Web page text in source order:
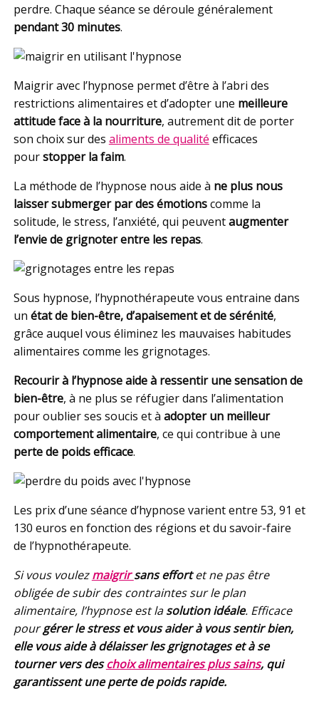
perdre. Chaque séance se déroule généralement
pendant 30 minutes.
Maigrir avec l’hypnose permet d’être à l’abri des
restrictions alimentaires et d’adopter une meilleure
attitude face à la nourriture, autrement dit de porter
son choix sur des aliments de qualité efficaces
pourstopper la faim.
La méthode de l’hypnose nous aide à ne plus nous
laisser submerger par des émotionscomme la
solitude, le stress, l’anxiété, qui peuventaugmenter
l’envie de grignoter entre les repas.
Sous hypnose, l’hypnothérapeute vous entraine dans
un état de bien-être, d’apaisement et de sérénité,
grâce auquel vous éliminez les mauvaises habitudes
alimentaires comme les grignotages.
Recourir à l’hypnose aide à ressentir une sensation de
bien-être, à ne plus se réfugier dans l’alimentation
pour oublier ses soucis et à adopter un meilleur
comportement alimentaire, ce qui contribue à une
perte de poids efficace.
Les prix d’une séance d’hypnose varient entre 53, 91 et
130 euros en fonction des régions et du savoir-faire
de l’hypnothérapeute.
Si vous voulezmaigrirsans effortet ne pas être
obligée de subir des contraintes sur le plan
alimentaire, l’hypnose est lasolution idéale. Efficace
pourgérer le stress et vous aider à vous sentir bien,
elle vous aide àdélaisser les grignotageset à se
tourner vers deschoix alimentaires plus sains, qui
garantissent une perte de poids rapide.